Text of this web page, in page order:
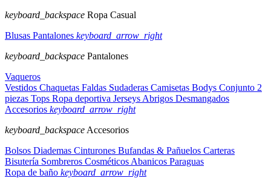
keyboard_backspace Ropa Casual
Blusas Pantalones keyboard_arrow_right
keyboard_backspace Pantalones
Vaqueros
Vestidos Chaquetas Faldas Sudaderas Camisetas Bodys Conjunto 2
piezas Tops Ropa deportiva Jerseys Abrigos Desmangados
Accesorios keyboard_arrow_right
keyboard_backspace Accesorios
Bolsos Diademas Cinturones Bufandas & Pañuelos Carteras
Bisutería Sombreros Cosméticos Abanicos Paraguas
Ropa de baño keyboard_arrow_right